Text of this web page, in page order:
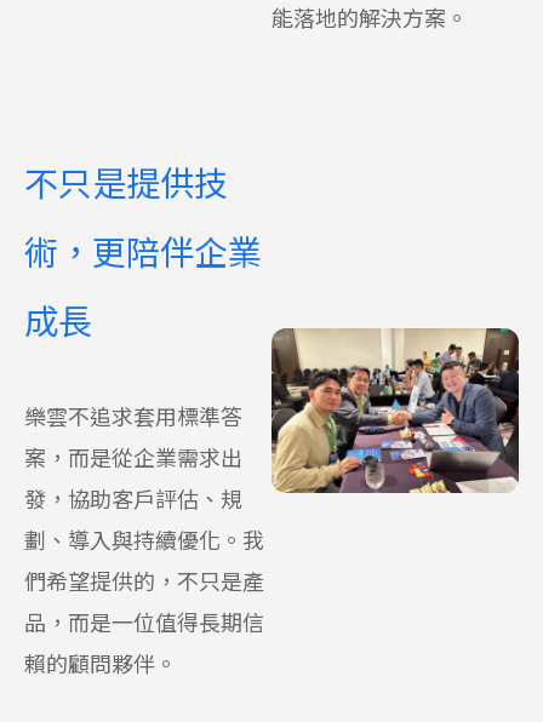
能落地的解決方案。
不只是提供技
術，更陪伴企業
成長
樂雲不追求套用標準答
案，而是從企業需求出
發，協助客戶評估、規
劃、導入與持續優化。 我
們希望提供的，不只是產
品，而是一位值得長期信
賴的顧問夥伴。